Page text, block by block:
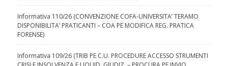
Informativa 110/26 (CONVENZIONE COFA-UNIVERSITA’ TERAMO
DISPONIBILITA’ PRATICANTI – COA PE MODIFICA REG. PRATICA
FORENSE)
Informativa 109/26 (TRIB PE C.U. PROCEDURE ACCESSO STRUMENTI